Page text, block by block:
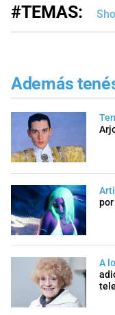
#TEMAS:
Además
por
A